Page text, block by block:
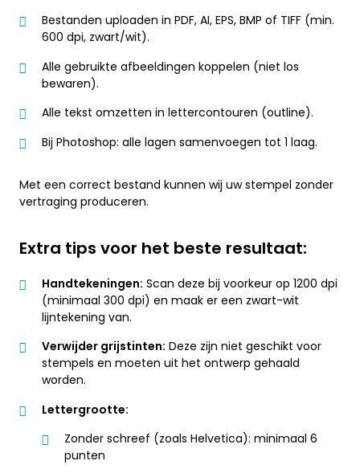
Bestanden uploaden in PDF, AI, EPS, BMP of TIFF (min.
600 dpi, zwart/wit).
Alle gebruikte afbeeldingen koppelen (niet los
bewaren).
Alle tekst omzetten in lettercontouren (outline).
Bij Photoshop: alle lagen samenvoegen tot 1 laag.
Met een correct bestand kunnen wij uw stempel zonder
vertraging produceren.
Extra tips voor het beste resultaat:
Handtekeningen: Scan deze bij voorkeur op 1200 dpi
(minimaal 300 dpi) en maak er een zwart-wit
lijntekening van.
Verwijder grijstinten: Deze zijn niet geschikt voor
stempels en moeten uit het ontwerp gehaald
worden.
Lettergrootte:
Zonder schreef (zoals Helvetica): minimaal 6
punten